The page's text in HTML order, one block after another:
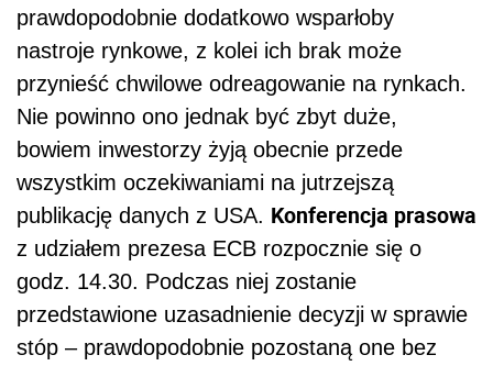
prawdopodobnie dodatkowo wsparłoby
nastroje rynkowe, z kolei ich brak może
przynieść chwilowe odreagowanie na rynkach.
Nie powinno ono jednak być zbyt duże,
bowiem inwestorzy żyją obecnie przede
wszystkim oczekiwaniami na jutrzejszą
publikację danych z USA. Konferencja prasowa
z udziałem prezesa ECB rozpocznie się o
godz. 14.30. Podczas niej zostanie
przedstawione uzasadnienie decyzji w sprawie
stóp – prawdopodobnie pozostaną one bez